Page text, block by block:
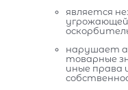
является
нарушает
товарные
иные права